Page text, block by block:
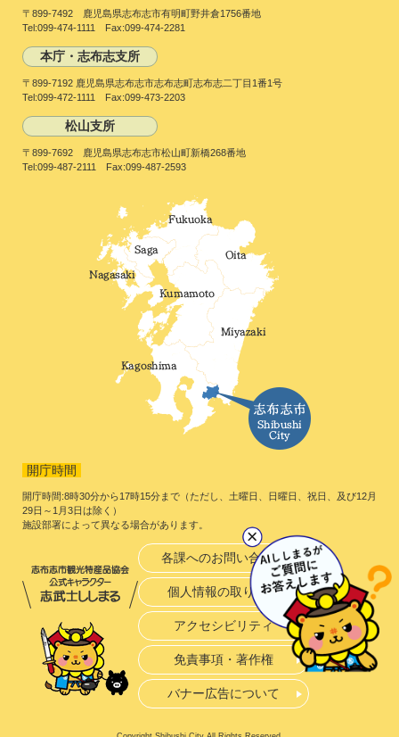
〒899-7492 鹿児島県志布志市有明町野井倉1756番地
Tel:099-474-1111 Fax:099-474-2281
本庁・志布志支所
〒899-7192 鹿児島県志布志市志布志町志布志二丁目1番1号
Tel:099-472-1111 Fax:099-473-2203
松山支所
〒899-7692 鹿児島県志布志市松山町新橋268番地
Tel:099-487-2111 Fax:099-487-2593
開庁時間
開庁時間:8時30分から17時15分まで（ただし、土曜日、日曜日、祝日、及び12月
29日～1月3日は除く）
施設部署によって異なる場合があります。
各課へのお問い合わせ
個人情報の取り扱い
アクセシビリティ
免責事項・著作権
バナー広告について